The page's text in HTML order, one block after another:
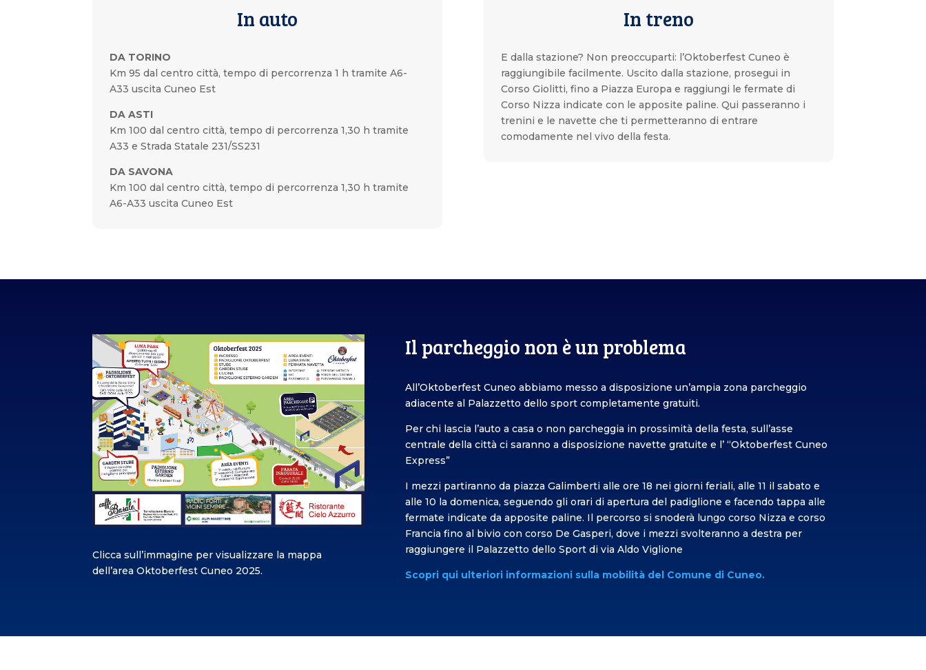
In auto
DA TORINO
Km 95 dal centro città, tempo di percorrenza 1 h tramite A6-
A33 uscita Cuneo Est
DA ASTI
Km 100 dal centro città, tempo di percorrenza 1,30 h tramite
A33 e Strada Statale 231/SS231
DA SAVONA
Km 100 dal centro città, tempo di percorrenza 1,30 h tramite
A6-A33 uscita Cuneo Est
In treno
E dalla stazione? Non preoccuparti: l’Oktoberfest Cuneo è
raggiungibile facilmente. Uscito dalla stazione, prosegui in
Corso Giolitti, fino a Piazza Europa e raggiungi le fermate di
Corso Nizza indicate con le apposite paline. Qui passeranno i
trenini e le navette che ti permetteranno di entrare
comodamente nel vivo della festa.
Clicca sull’immagine per visualizzare la mappa
dell’area Oktoberfest Cuneo 2025.
Il parcheggio non è un problema
All’Oktoberfest Cuneo abbiamo messo a disposizione un’ampia zona parcheggio
adiacente al Palazzetto dello sport completamente gratuiti.
Per chi lascia l’auto a casa o non parcheggia in prossimità della festa, sull’asse
centrale della città ci saranno a disposizione navettegratuite e l’ “Oktoberfest Cuneo
Express”
I mezzi partiranno da piazza Galimberti alle ore 18 nei giorni feriali, alle 11 il sabato e
alle 10 la domenica, seguendo gli orari di apertura del padiglione e facendo tappa alle
fermate indicate da apposite paline. Il percorso si snoderà lungo corso Nizza e corso
Francia fino al bivio con corso De Gasperi, dove i mezzi svolteranno a destra per
raggiungere il Palazzetto dello Sport di via Aldo Viglione
Scopri qui ulteriori informazioni sulla mobilità del Comune di Cuneo.